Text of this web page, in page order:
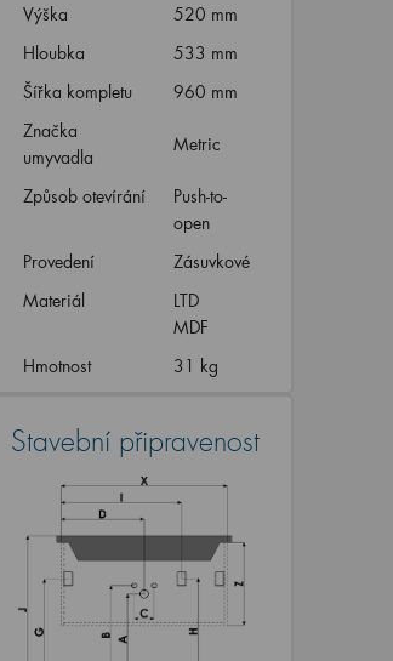
Výška
520 mm
Hloubka
533 mm
Šířka kompletu
960 mm
Značka
umyvadla
Metric
Způsob otevírání
Push-to-
open
Provedení
Zásuvkové
Materiál
LTD
MDF
Hmotnost
31 kg
Stavební připravenost